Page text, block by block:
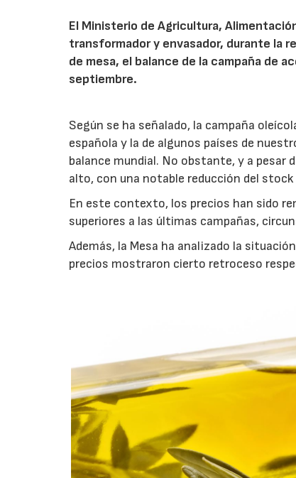
El Ministerio de Agricultura,
transformador y envasador, durante la
de mesa, el balance de la campaña de
septiembre.
Según se ha señalado, la campaña
española y la de algunos países de
balance mundial. No obstante, y a pesar
alto, con una notable reducción del stock
En este contexto, los precios han sido
superiores a las últimas campañas,
Además, la Mesa ha analizado la
precios mostraron cierto retroceso